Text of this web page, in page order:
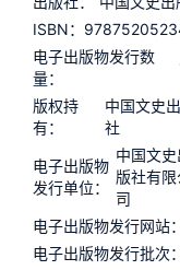
ISBN：
电子出版物发行数
量：
版权持
有：
中国文史
社
电子出版物
发行单位：
中国文史
版社有限
司
电子出版物发行网站
电子出版物发行批次